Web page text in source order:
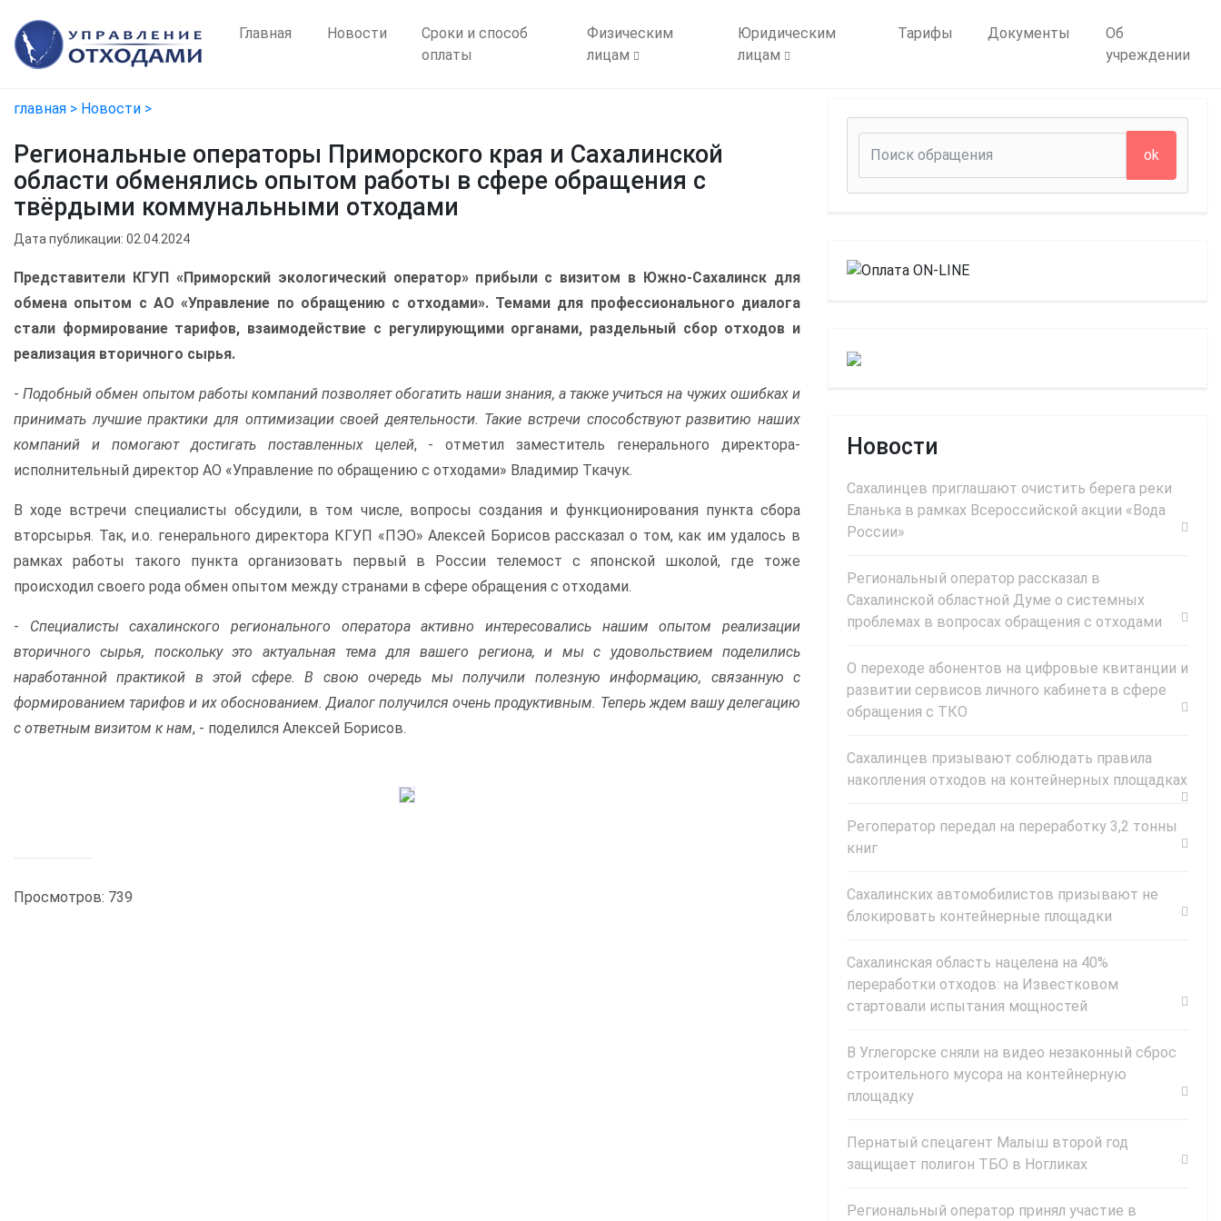
Главная Новости
Сроки и способ
оплаты
Физическим
лицам
Юридическим
лицам
Тарифы Документы
Об
учреждении
главная > Новости >
Региональные операторы Приморского края и Сахалинской
области обменялись опытом работы в сфере обращения с
твёрдыми коммунальными отходами
Дата публикации: 02.04.2024
Представители КГУП «Приморский экологический оператор» прибыли с визитом в Южно-Сахалинск для
обмена опытом с АО «Управление по обращению с отходами». Темами для профессионального диалога
стали формирование тарифов, взаимодействие с регулирующими органами, раздельный сбор отходов и
реализация вторичного сырья.
-Подобный обмен опытом работы компаний позволяет обогатить наши знания, а также учиться на чужих ошибках и
принимать лучшие практики для оптимизации своей деятельности. Такие встречи способствуют развитию наших
компаний и помогают достигать поставленных целей, - отметил заместитель генерального директора-
исполнительный директор АО «Управление по обращению с отходами» Владимир Ткачук.
В ходе встречи специалисты обсудили, в том числе, вопросы создания и функционирования пункта сбора
вторсырья. Так, и.о. генерального директора КГУП «ПЭО» Алексей Борисов рассказал о том, как им удалось в
рамках работы такого пункта организовать первый в России телемост с японской школой, где тоже
происходил своего рода обмен опытом между странами в сфере обращения с отходами.
- Специалисты сахалинского регионального оператора активно интересовались нашим опытом реализации
вторичного сырья, поскольку это актуальная тема для вашего региона, и мы с удовольствием поделились
наработанной практикой в этой сфере. В свою очередь мы получили полезную информацию, связанную с
формированием тарифов и их обоснованием. Диалог получился очень продуктивным. Теперь ждем вашу делегацию
с ответным визитом к нам, - поделился Алексей Борисов.
Просмотров: 739
ok
Новости
Сахалинцев приглашают очистить берега реки
Еланька в рамках Всероссийской акции «Вода
России»
Региональный оператор рассказал в
Сахалинской областной Думе о системных
проблемах в вопросах обращения с отходами
О переходе абонентов на цифровые квитанции и
развитии сервисов личного кабинета в сфере
обращения с ТКО
Сахалинцев призывают соблюдать правила
накопления отходов на контейнерных площадках
Регоператор передал на переработку 3,2 тонны
книг
Сахалинских автомобилистов призывают не
блокировать контейнерные площадки
Сахалинская область нацелена на 40%
переработки отходов: на Известковом
стартовали испытания мощностей
В Углегорске сняли на видео незаконный сброс
строительного мусора на контейнерную
площадку
Пернатый спецагент Малыш второй год
защищает полигон ТБО в Ногликах
Региональный оператор принял участие в